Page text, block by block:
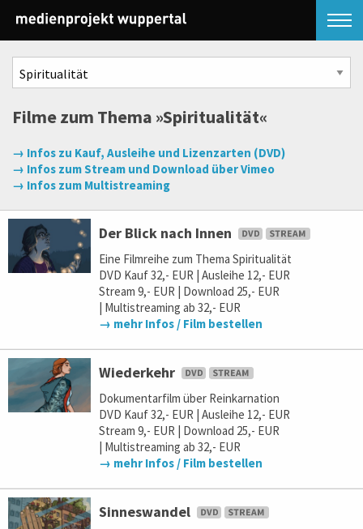
Filme zum Thema »Spiritualität«
→ Infos zu Kauf, Ausleihe und Lizenzarten (DVD)
→ Infos zum Stream und Download über Vimeo
→ Infos zum Multistreaming
Der Blick nach Innen
Eine Filmreihe zum Thema Spiritualität
DVD Kauf 32,- EUR | Ausleihe 12,- EUR
Stream 9,- EUR | Download 25,- EUR
| Multistreaming ab 32,- EUR
→ mehr Infos / Film bestellen
Wiederkehr
Dokumentarfilm über Reinkarnation
DVD Kauf 32,- EUR | Ausleihe 12,- EUR
Stream 9,- EUR | Download 25,- EUR
| Multistreaming ab 32,- EUR
→ mehr Infos / Film bestellen
Sinneswandel